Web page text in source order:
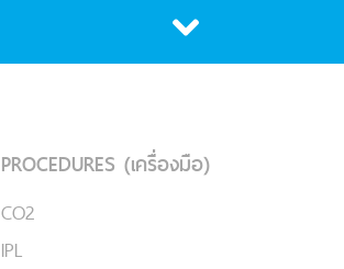
PROCEDURES (เครื่องมือ)
CO2
IPL